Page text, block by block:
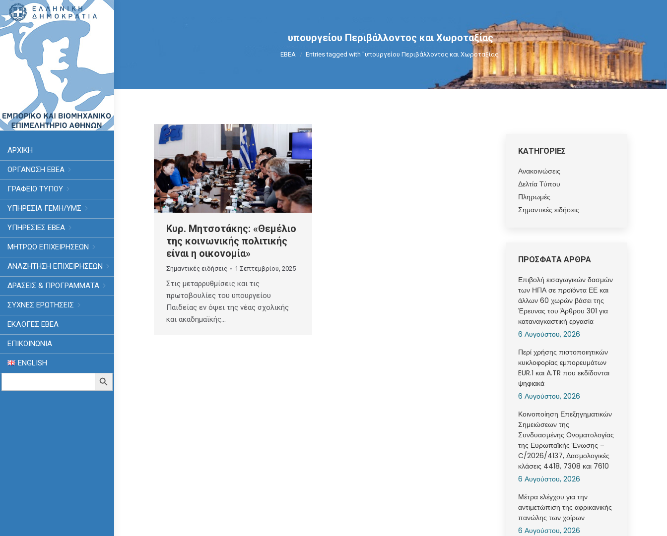
ΑΡΧΙΚΗ
ΟΡΓΑΝΩΣΗ ΕΒΕΑ
ΓΡΑΦΕΙΟ ΤΥΠΟΥ
ΥΠΗΡΕΣΊΑ ΓΕΜΗ/ΥΜΣ
ΥΠΗΡΕΣΙΕΣ ΕΒΕΑ
ΜΗΤΡΩΟ ΕΠΙΧΕΙΡΗΣΕΩΝ
ΑΝΑΖΗΤΗΣΗ ΕΠΙΧΕΙΡΗΣΕΩΝ
ΔΡΑΣΕΙΣ & ΠΡΟΓΡΑΜΜΑΤΑ
ΣΥΧΝΕΣ ΕΡΩΤΗΣΕΙΣ
ΕΚΛΟΓΈΣ ΕΒΕΑ
ΕΠΙΚΟΙΝΩΝΙΑ
ENGLISH
Search
Search Button
υπουργείου Περιβάλλοντος και Χωροταξίας
You are here:
ΕΒΕΑ Entries tagged with "υπουργείου Περιβάλλοντος και Χωροταξίας"
Κυρ. Μητσοτάκης: «Θεμέλιο
της κοινωνικής πολιτικής
είναι η οικονομία»
Σημαντικές ειδήσεις 1 Σεπτεμβρίου, 2025
Στις μεταρρυθμίσεις και τις
πρωτοβουλίες του υπουργείου
Παιδείας εν όψει της νέας σχολικής
και ακαδημαϊκής…
ΚΑΤΗΓΟΡΙΕΣ
Ανακοινώσεις
Δελτία Τύπου
Πληρωμές
Σημαντικές ειδήσεις
ΠΡΟΣΦΑΤΑ ΑΡΘΡΑ
Επιβολή εισαγωγικών δασμών
των ΗΠΑ σε προϊόντα ΕΕ και
άλλων 60 χωρών βάσει της
Έρευνας του Άρθρου 301 για
καταναγκαστική εργασία
6 Αυγούστου, 2026
Περί χρήσης πιστοποιητικών
κυκλοφορίας εμπορευμάτων
EUR.1 και A.TR που εκδίδονται
ψηφιακά
6 Αυγούστου, 2026
Κοινοποίηση Επεξηγηματικών
Σημειώσεων της
Συνδυασμένης Ονοματολογίας
της Ευρωπαϊκής Ένωσης –
C/2026/4137, Δασμολογικές
κλάσεις 4418, 7308 και 7610
6 Αυγούστου, 2026
Μέτρα ελέγχου για την
αντιμετώπιση της αφρικανικής
πανώλης των χοίρων
6 Αυγούστου, 2026